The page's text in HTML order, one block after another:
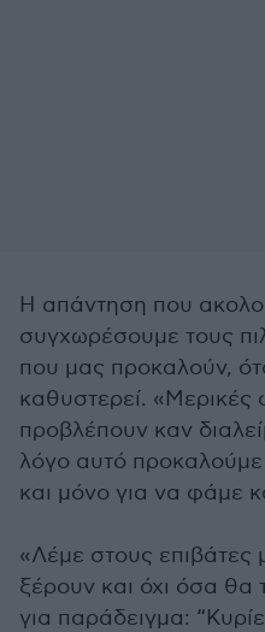
Η απάντηση που
συγχωρέσουμε τους
που μας προκαλούν,
καθυστερεί. «Μερικές
προβλέπουν καν
λόγο αυτό
και μόνο για να φάμε
«Λέμε στους επιβάτες
ξέρουν και όχι όσα
για παράδειγμα: